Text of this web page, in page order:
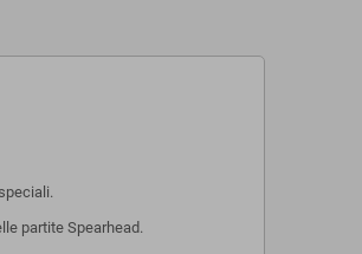
partite Spearhead.